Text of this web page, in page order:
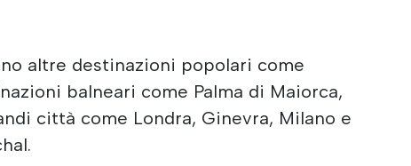
altre destinazioni popolari come
balneari come Palma di Maiorca,
città come Londra, Ginevra, Milano e